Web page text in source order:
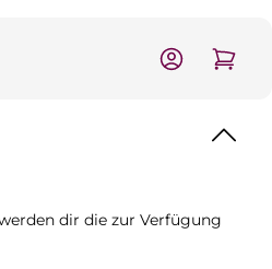
dir die zur Verfügung